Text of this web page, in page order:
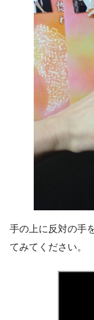
手の上に反対の手
てみてください。